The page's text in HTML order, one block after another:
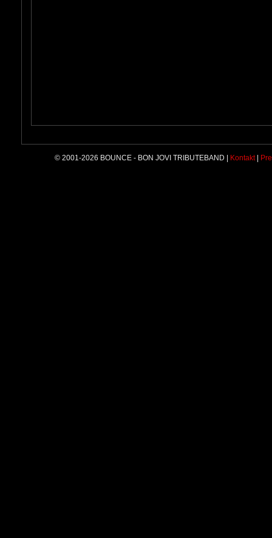
© 2001-2026 BOUNCE - BON JOVI TRIBUTEBAND | Kontakt|